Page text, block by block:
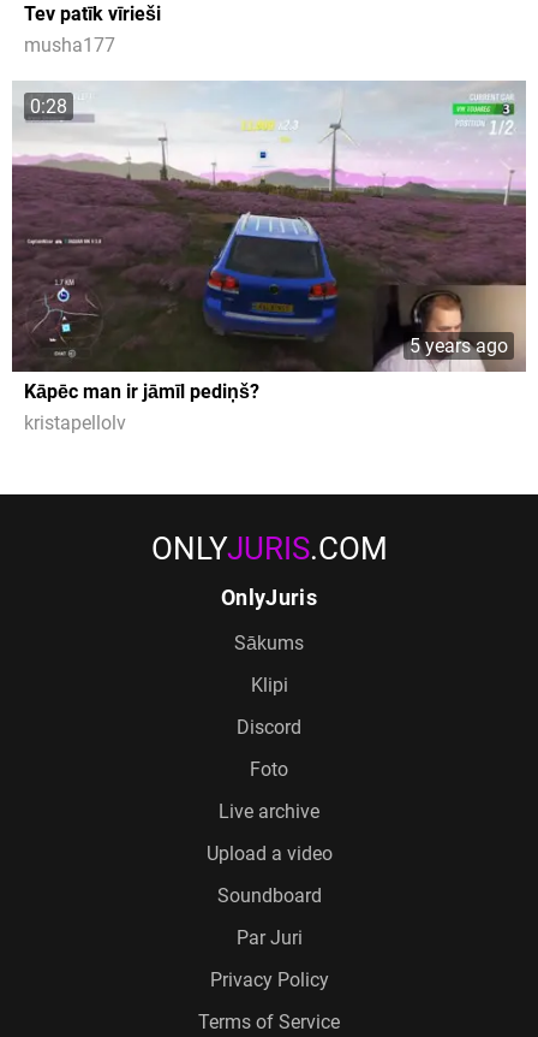
Tev patīk vīrieši
musha177
0:28
5 years ago
Kāpēc man ir jāmīl pediņš?
kristapellolv
ONLYJURIS.COM
OnlyJuris
Sākums
Klipi
Discord
Foto
Live archive
Upload a video
Soundboard
Par Juri
Privacy Policy
Terms of Service